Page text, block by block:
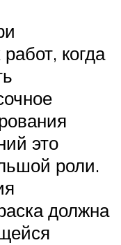
когда
это
роли.
должна